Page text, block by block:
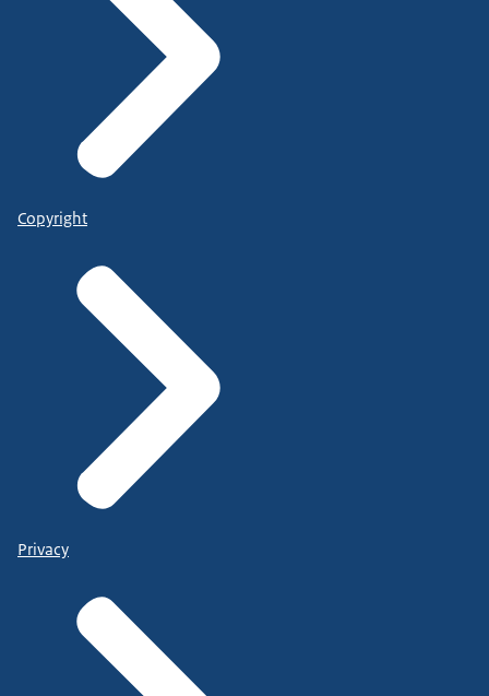
Copyright
Privacy